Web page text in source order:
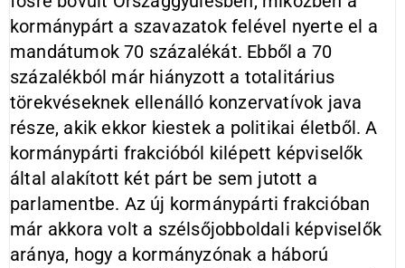
kormánypárt a szavazatok felével nyerte el a
mandátumok 70 százalékát. Ebből a 70
százalékból már hiányzott a totalitárius
törekvéseknek ellenálló konzervatívok java
része, akik ekkor kiestek a politikai életből. A
kormánypárti frakcióból kilépett képviselők
által alakított két párt be sem jutott a
parlamentbe. Az új kormánypárti frakcióban
már akkora volt a szélsőjobboldali képviselők
aránya, hogy a kormányzónak a háború